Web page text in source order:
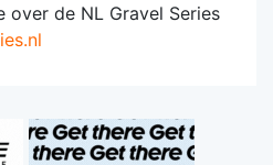
over de NL Gravel Series